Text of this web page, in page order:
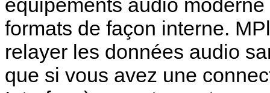
formats de façon interne.
relayer les données audio
que si vous avez une